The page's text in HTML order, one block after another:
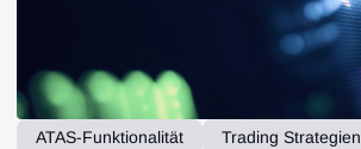
ATAS-Funktionalität
Trading Strategien